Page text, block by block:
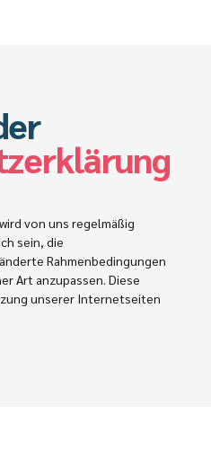
von uns regelmäßig
sein, die
Rahmenbedingungen
Art anzupassen. Diese
unserer Internetseiten